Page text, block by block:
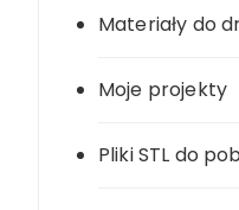
Materiały do
Moje projekty
Pliki STL do